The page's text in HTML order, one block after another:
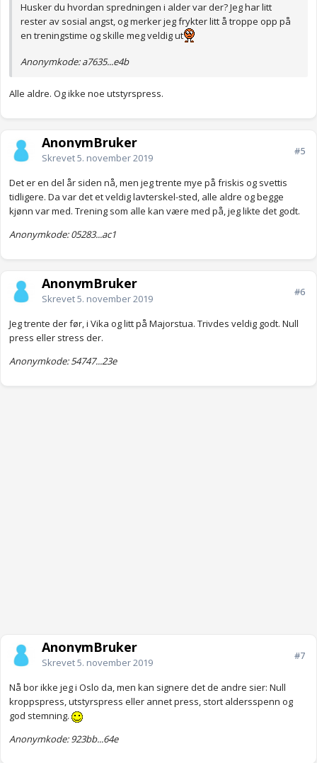
Husker du hvordan spredningen i alder var der? Jeg har litt
rester av sosial angst, og merker jeg frykter litt å troppe opp på
en treningstime og skille meg veldig ut
Anonymkode: a7635...e4b
Alle aldre. Og ikke noe utstyrspress.
AnonymBruker
Skrevet5. november 2019
#5
Det er en del år siden nå, men jeg trente mye på friskis og svettis
tidligere. Da var det et veldig lavterskel-sted, alle aldre og begge
kjønn var med. Trening som alle kan være med på, jeg likte det godt.
Anonymkode: 05283...ac1
AnonymBruker
Skrevet5. november 2019
#6
Jeg trente der før, i Vika og litt på Majorstua. Trivdes veldig godt. Null
press eller stress der.
Anonymkode: 54747...23e
AnonymBruker
Skrevet5. november 2019
#7
Nå bor ikke jeg i Oslo da, men kan signere det de andre sier: Null
kroppspress, utstyrspress eller annet press, stort aldersspenn og
god stemning.
Anonymkode: 923bb...64e